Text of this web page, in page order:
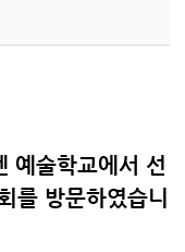
예술학교에서 선
를 방문하였습니